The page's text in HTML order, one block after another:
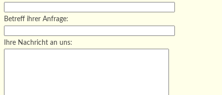
Betreff ihrer Anfrage:
Ihre Nachricht an uns: